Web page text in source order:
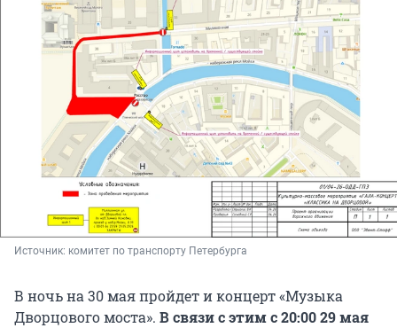
Источник: комитет по транспорту Петербурга
В ночь на 30 мая пройдет и концерт «Музыка
Дворцового моста». В связи с этим с 20:00 29 мая